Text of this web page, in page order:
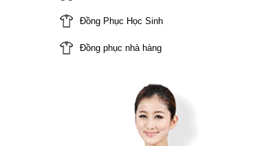
Đồng Phục Học Sinh
Đồng phục nhà hàng